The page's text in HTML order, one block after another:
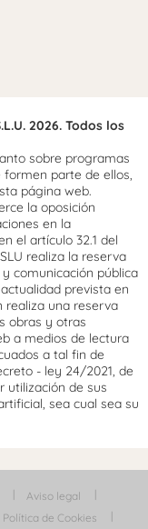
2026. Todos los
sobre programas
parte de ellos,
página web.
la oposición
en la
el artículo 32.1 del
realiza la reserva
comunicación pública
prevista en
realiza una reserva
obras y otras
a medios de lectura
a tal fin de
- ley 24/2021, de
utilización de sus
sea cual sea su
Aviso legal
Política de Cookies